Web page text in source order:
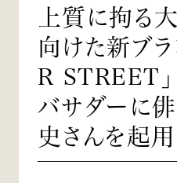
上質に拘る
向けた新ブ
R STREET」
バサダーに
史さんを起用